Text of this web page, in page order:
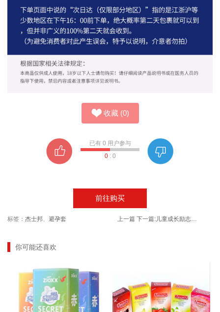
收藏 (0)
已有 0 用户参与
0: 0
前往购买
标签： 杰士邦 避孕套 上一篇 下一篇:
你可能还喜欢